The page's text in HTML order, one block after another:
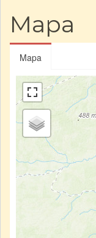
Mapa
Mapa